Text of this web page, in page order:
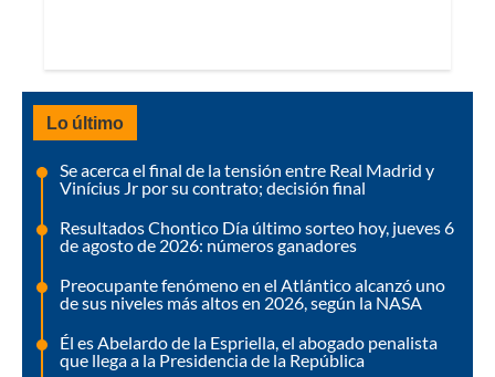
Lo último
Se acerca el final de la tensión entre Real Madrid y
Vinícius Jr por su contrato; decisión final
Resultados Chontico Día último sorteo hoy, jueves 6
de agosto de 2026: números ganadores
Preocupante fenómeno en el Atlántico alcanzó uno
de sus niveles más altos en 2026, según la NASA
Él es Abelardo de la Espriella, el abogado penalista
que llega a la Presidencia de la República